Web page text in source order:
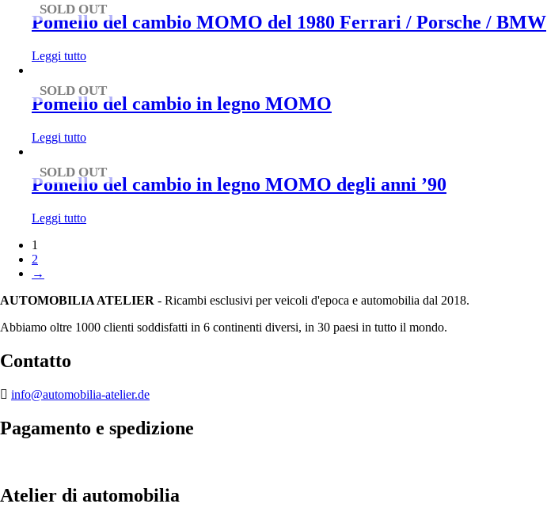
SOLD OUT
Pomello del cambio MOMO del 1980 Ferrari / Porsche / BMW
Leggi tutto
SOLD OUT
Pomello del cambio in legno MOMO
Leggi tutto
SOLD OUT
Pomello del cambio in legno MOMO degli anni ’90
Leggi tutto
1
2
→
AUTOMOBILIA ATELIER - Ricambi esclusivi per veicoli d'epoca e automobilia dal 2018.
Abbiamo oltre 1000 clienti soddisfatti in 6 continenti diversi, in 30 paesi in tutto il mondo.
Contatto
info@automobilia-atelier.de
Pagamento e spedizione
Atelier di automobilia